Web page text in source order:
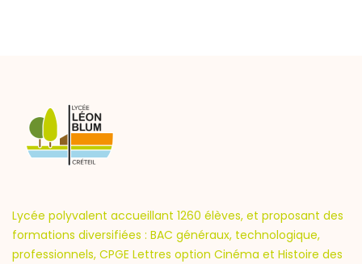
Lycée polyvalent accueillant 1260 élèves, et proposant des
formations diversifiées : BAC généraux, technologique,
professionnels, CPGE Lettres option Cinéma et Histoire des